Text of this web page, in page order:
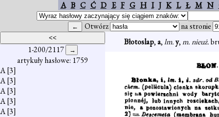
A B C Ć D E F G H I J K L Ł M N
Otwórz na stronie
1-200/2117
artykuły hasłowe: 1759
A[3]
A[3]
A[3]
A[3]
A[3]
Błotoslap,a,lm.y,m. nieuż.